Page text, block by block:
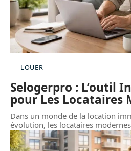
LOUER
Selogerpro : L’outil
pour Les Locataires
Dans un monde de la location
évolution, les locataires